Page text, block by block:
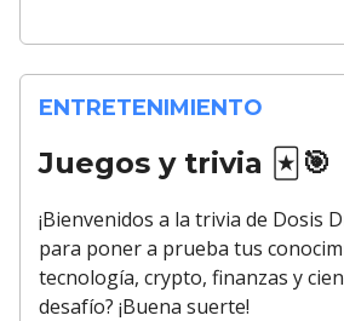
ENTRETENIMIENTO
Juegos y trivia 🃏🎯
¡Bienvenidos a la trivia de Dosis
para poner a prueba tus
tecnología, crypto, finanzas y
desafío? ¡Buena suerte!